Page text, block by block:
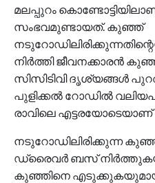
മലപ്പുറം
സംഭവമുണ്ടായത്. കുഞ്ഞ്
നിര്‍ത്തി ജീവനക്കാരന്‍
സിസിടിവി ദൃശ്യങ്ങള്‍
പുളിക്കല്‍ റോഡില്‍
രാവിലെ എട്ടരയോടെയാണ്
നടുറോഡിലിരിക്കുന്ന
ഡ്രൈവര്‍ ബസ്
കുഞ്ഞിനെ